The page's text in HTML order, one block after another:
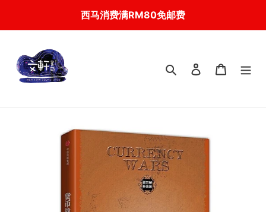
content
西马消费满RM80免邮费
搜索 登入 我的购物